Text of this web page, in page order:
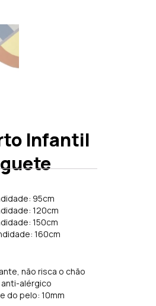
Infantil
95cm
120cm
150cm
160cm
não risca o chão
alérgico
do pelo: 10mm